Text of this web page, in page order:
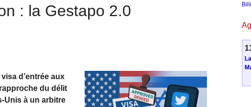
: la Gestapo 2.0
d’entrée aux
du délit
Unis à un arbitre